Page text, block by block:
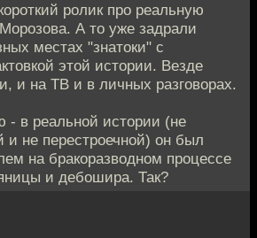
ролик про реальную
А то уже задрали
местах "знатоки" с
этой истории. Везде
и на ТВ и в личных разговорах.
- в реальной истории (не
и не перестроечной) он был
на бракоразводном процессе
и дебошира. Так?